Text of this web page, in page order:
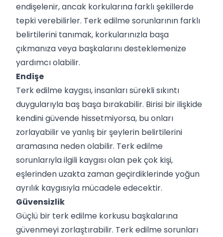
endişelenir, ancak korkularına farklı şekillerde
tepki verebilirler. Terk edilme sorunlarının farklı
belirtilerini tanımak, korkularınızla başa
çıkmanıza veya başkalarını desteklemenize
yardımcı olabilir.
Endişe
Terk edilme kaygısı, insanları sürekli sıkıntı
duygularıyla baş başa bırakabilir. Birisi bir ilişkide
kendini güvende hissetmiyorsa, bu onları
zorlayabilir ve yanlış bir şeylerin belirtilerini
aramasına neden olabilir. Terk edilme
sorunlarıyla ilgili kaygısı olan pek çok kişi,
eşlerinden uzakta zaman geçirdiklerinde yoğun
ayrılık kaygısıyla mücadele edecektir.
Güvensizlik
Güçlü bir terk edilme korkusu başkalarına
güvenmeyi zorlaştırabilir. Terk edilme sorunları